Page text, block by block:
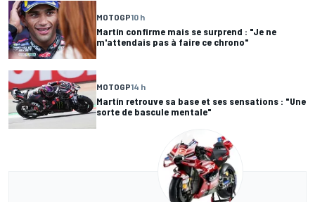
MOTOGP10 h
Martín confirme mais se surprend : "Je ne
m'attendais pas à faire ce chrono"
MOTOGP14 h
Martín retrouve sa base et ses sensations : "Une
sorte de bascule mentale"